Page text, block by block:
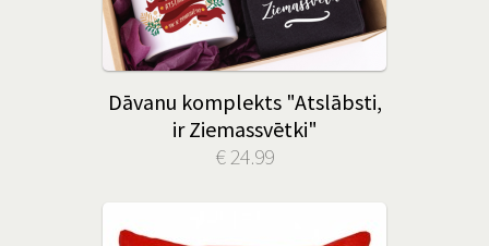
Dāvanu komplekts "Atslābsti,
ir Ziemassvētki"
€ 24.99